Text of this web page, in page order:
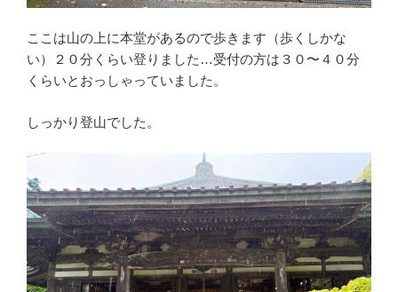
ここは山の上に本堂があるので歩きます（歩くしかな
い）２０分くらい登りました…受付の方は３０〜４０分
くらいとおっしゃっていました。
しっかり登山でした。